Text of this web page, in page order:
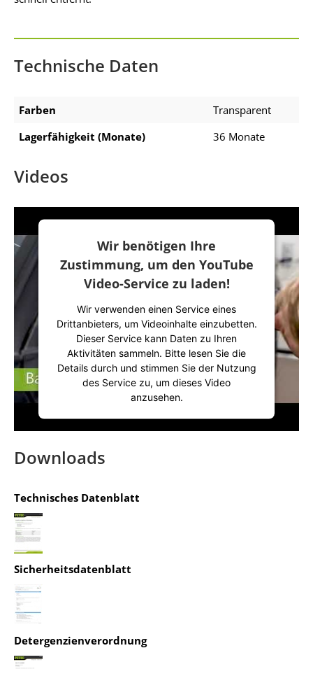
Technische Daten
Farben
Transparent
Lagerfähigkeit (Monate)
36 Monate
Videos
Wir benötigen Ihre
Zustimmung, um den YouTube
Video-Service zu laden!
Wir verwenden einen Service eines
Drittanbieters, um Videoinhalte einzubetten.
Dieser Service kann Daten zu Ihren
Aktivitäten sammeln. Bitte lesen Sie die
Details durch und stimmen Sie der Nutzung
des Service zu, um dieses Video
anzusehen.
powered byUsercentrics Consent
Downloads
Technisches Datenblatt
Sicherheitsdatenblatt
Detergenzienverordnung